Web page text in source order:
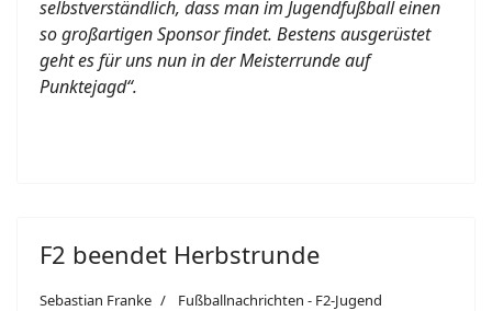
selbstverständlich, dass man im Jugendfußball einen
so großartigen Sponsor findet. Bestens ausgerüstet
geht es für uns nun in der Meisterrunde auf
Punktejagd“.
F2 beendet Herbstrunde
Sebastian Franke Fußballnachrichten - F2-Jugend